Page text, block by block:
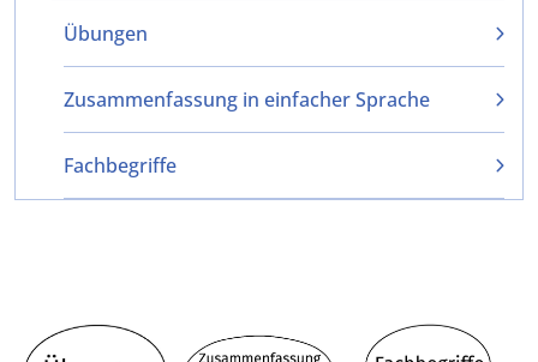
Übungen
Zusammenfassung in einfacher Sprache
Fachbegriffe